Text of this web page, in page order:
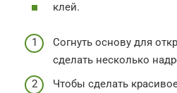
клей.
Согнуть основу для
сделать несколько
Чтобы сделать